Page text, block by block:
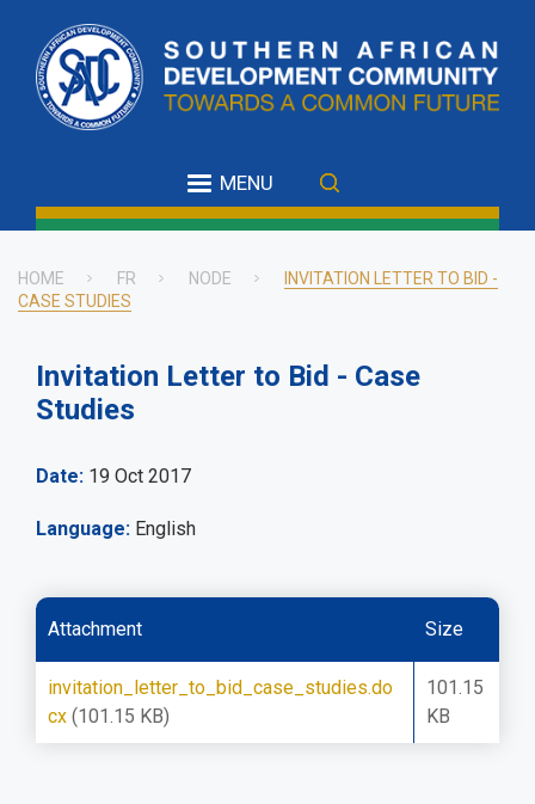
main
content
MENU
Breadcrumb
HOME FR NODE
INVITATION LETTER TO BID -
CASE STUDIES
Invitation Letter to Bid - Case
Studies
Date 19 Oct 2017
Language English
Attachment Size
invitation_letter_to_bid_case_studies.do
cx (101.15 KB)
101.15
KB